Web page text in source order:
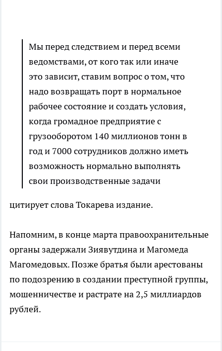
Мы перед следствием и перед всеми
ведомствами, от кого так или иначе
это зависит, ставим вопрос о том, что
надо возвращать порт в нормальное
рабочее состояние и создать условия,
когда громадное предприятие с
грузооборотом 140 миллионов тонн в
год и 7000 сотрудников должно иметь
возможность нормально выполнять
свои производственные задачи
цитирует слова Токарева издание.
Напомним, в конце марта правоохранительные
органы задержали Зиявутдина и Магомеда
Магомедовых. Позже братья были арестованы
по подозрению в создании преступной группы,
мошенничестве и растрате на 2,5 миллиардов
рублей.